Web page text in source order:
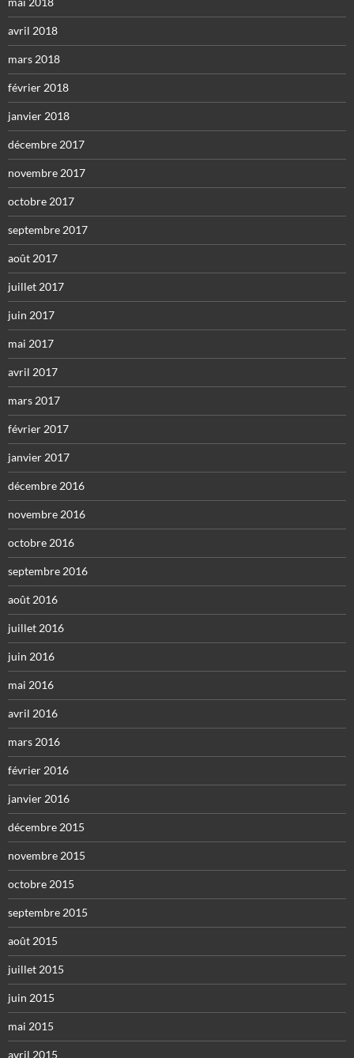
avril 2018
mars 2018
février 2018
janvier 2018
décembre 2017
novembre 2017
octobre 2017
septembre 2017
août 2017
juillet 2017
juin 2017
mai 2017
avril 2017
mars 2017
février 2017
janvier 2017
décembre 2016
novembre 2016
octobre 2016
septembre 2016
août 2016
juillet 2016
juin 2016
mai 2016
avril 2016
mars 2016
février 2016
janvier 2016
décembre 2015
novembre 2015
octobre 2015
septembre 2015
août 2015
juillet 2015
juin 2015
mai 2015
avril 2015